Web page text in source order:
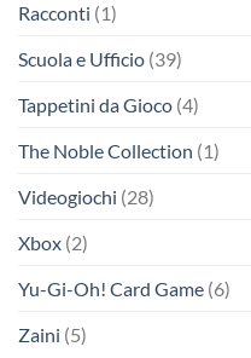
Racconti (1)
Scuola e Ufficio (39)
Tappetini da Gioco (4)
The Noble Collection (1)
Videogiochi (28)
Xbox (2)
Yu-Gi-Oh! Card Game (6)
Zaini (5)